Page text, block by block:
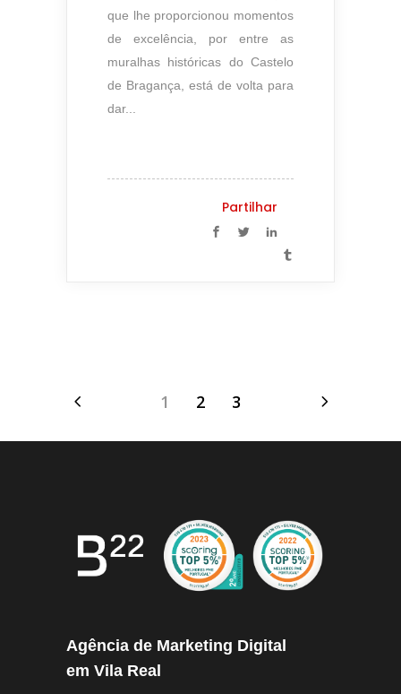
que lhe proporcionou momentos
de excelência, por entre as
muralhas históricas do Castelo
de Bragança, está de volta para
dar...
Partilhar
1 2 3
Agência de Marketing Digital
em Vila Real